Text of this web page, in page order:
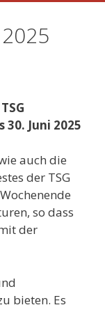
30. Juni 2025
auch die
der TSG
so dass
der
bieten. Es